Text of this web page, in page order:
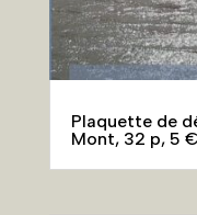
Plaquette de
Mont, 32 p, 5 €